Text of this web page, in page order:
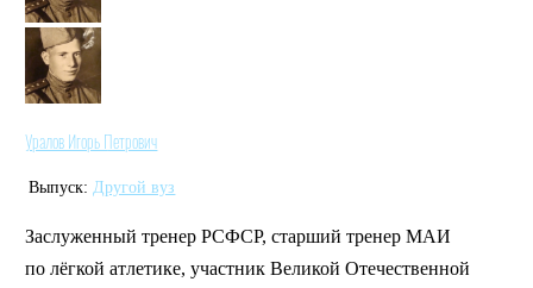
Уралов Игорь Петрович
Выпуск: Другой вуз
Заслуженный тренер РСФСР, старший тренер МАИ
по лёгкой атлетике, участник Великой Отечественной